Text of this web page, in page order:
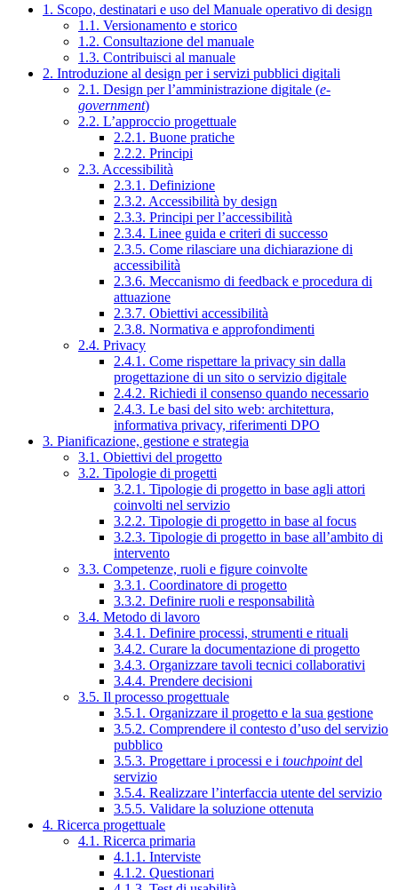
1. Scopo, destinatari e uso del Manuale operativo di design
1.1. Versionamento e storico
1.2. Consultazione del manuale
1.3. Contribuisci al manuale
2. Introduzione al design per i servizi pubblici digitali
2.1. Design per l’amministrazione digitale (e-
government)
2.2. L’approccio progettuale
2.2.1. Buone pratiche
2.2.2. Principi
2.3. Accessibilità
2.3.1. Definizione
2.3.2. Accessibilità by design
2.3.3. Principi per l’accessibilità
2.3.4. Linee guida e criteri di successo
2.3.5. Come rilasciare una dichiarazione di
accessibilità
2.3.6. Meccanismo di feedback e procedura di
attuazione
2.3.7. Obiettivi accessibilità
2.3.8. Normativa e approfondimenti
2.4. Privacy
2.4.1. Come rispettare la privacy sin dalla
progettazione di un sito o servizio digitale
2.4.2. Richiedi il consenso quando necessario
2.4.3. Le basi del sito web: architettura,
informativa privacy, riferimenti DPO
3. Pianificazione, gestione e strategia
3.1. Obiettivi del progetto
3.2. Tipologie di progetti
3.2.1. Tipologie di progetto in base agli attori
coinvolti nel servizio
3.2.2. Tipologie di progetto in base al focus
3.2.3. Tipologie di progetto in base all’ambito di
intervento
3.3. Competenze, ruoli e figure coinvolte
3.3.1. Coordinatore di progetto
3.3.2. Definire ruoli e responsabilità
3.4. Metodo di lavoro
3.4.1. Definire processi, strumenti e rituali
3.4.2. Curare la documentazione di progetto
3.4.3. Organizzare tavoli tecnici collaborativi
3.4.4. Prendere decisioni
3.5. Il processo progettuale
3.5.1. Organizzare il progetto e la sua gestione
3.5.2. Comprendere il contesto d’uso del servizio
pubblico
3.5.3. Progettare i processi e i touchpointdel
servizio
3.5.4. Realizzare l’interfaccia utente del servizio
3.5.5. Validare la soluzione ottenuta
4. Ricerca progettuale
4.1. Ricerca primaria
4.1.1. Interviste
4.1.2. Questionari